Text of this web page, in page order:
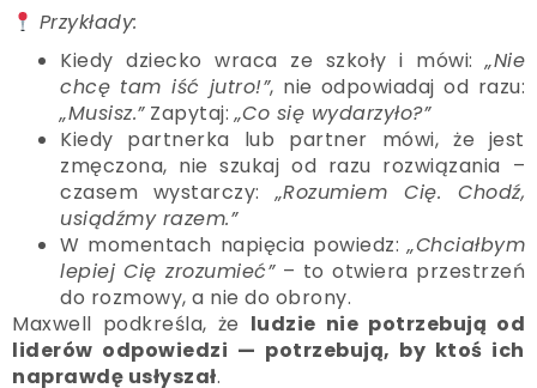
Przykłady:
Kiedy dziecko wraca ze szkoły i mówi:„Nie
chcę tam iść jutro!”, nie odpowiadaj od razu:
„Musisz.”Zapytaj:„Co się wydarzyło?”
Kiedy partnerka lub partner mówi, że jest
zmęczona, nie szukaj od razu rozwiązania –
czasem wystarczy:„Rozumiem Cię. Chodź,
usiądźmy razem.”
W momentach napięcia powiedz:„Chciałbym
lepiej Cię zrozumieć”– to otwiera przestrzeń
do rozmowy, a nie do obrony.
Maxwell podkreśla, że ludzie nie potrzebują od
liderów odpowiedzi — potrzebują, by ktoś ich
naprawdę usłyszał.